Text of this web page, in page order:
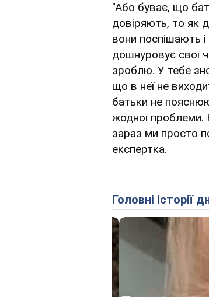
"Або буває, що
довіряють, то як
вони поспішають
дошнуровує свої
зроблю. У тебе
що в неї не
батьки не
жодної
зараз ми просто
експертка.
Головні історії